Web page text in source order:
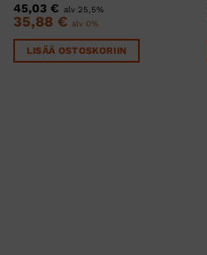
45,03 € alv 25,5%
35,88 € alv 0%
LISÄÄ OSTOSKORIIN